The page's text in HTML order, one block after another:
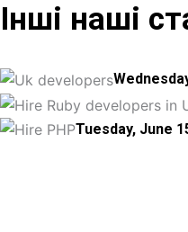
Інші наші
Tuesday, June